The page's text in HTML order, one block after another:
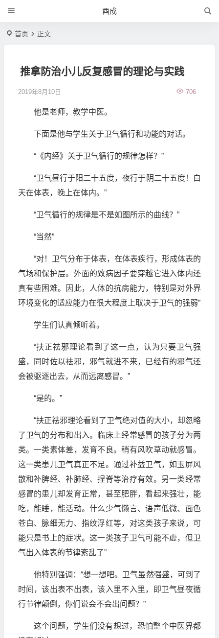
酉成
首页 正文
推拿防治小儿反复感冒的理论与实践
2019年8月10日 706
他是老师，教学中医。
下面是他与学生关于卫气循行和功能的对话。
“《内经》关于卫气循行的规律怎样？”
“卫气昼行于阳二十五度，夜行于阴二十五度！白
天在体表，晚上在体内。”
“卫气循行的规律是不是如图所示的曲线？”
“当然”
“对！卫气分布于体表，在体表疾行，形成体表的
气场和保护层。外面的致病因子要穿越它进入体内还
真有些困难。因此，人体的抗病能力，特别是对外界
环境变化的适应能力在很大程度上取决于卫气的强弱”
学生们认真倾听着。
“扶正祛邪理论看到了这一点，认为只要卫气强
盛，同时佐以祛邪，邪气就进不来，已经有的邪气还
会被驱逐出去，从而远离感冒。”
“是的。”
“扶正祛邪理论看到了卫气绝对值的大小，却忽略
了卫气的分布和出入。临床上经常感冒的孩子分为两
类。一类素体差，发育不良。稍有风吹草动就感冒。
这一类患儿卫气真正不足。通过补益卫气，如玉屏风
散和补脾经、补肺经、捏脊等治疗有效。另一类经常
感冒的患儿却发育正常，甚至肥胖，看起来强壮，能
吃，能睡，能活动。什么少气懒言、语声低微、面色
苍白、脉细无力、指纹浮红等，对这类孩子来说，可
能只是书上的症状。这一类孩子卫气可能不虚，但卫
气出入体表的节律紊乱了”
他特别强调：“想一想吧。卫气虽然强盛，可到了
时间，该出表不出表，该入里不入里，即卫气昼夜循
行节律颠倒，你们说会不会出问题？”
这个问题，学生们没有想过，恐怕整个中医界都